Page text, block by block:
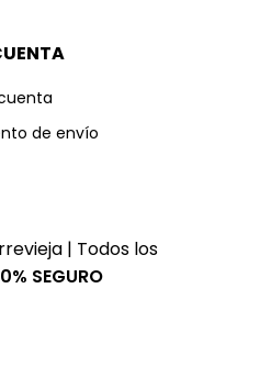
de envío
| Todos los
SEGURO